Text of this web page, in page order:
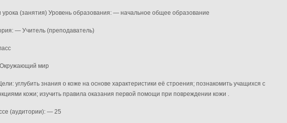
урока (занятия) Уровень образования: — начальное общее образование
— Учитель (преподаватель)
мир
углубить знания о коже на основе характеристики её строения; познакомить учащихся с
кожи; изучить правила оказания первой помощи при повреждении кожи .
(аудитории): — 25